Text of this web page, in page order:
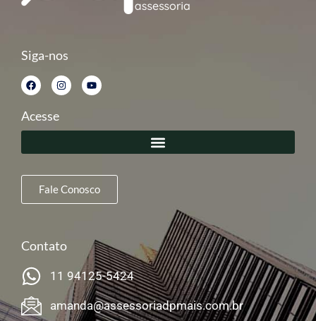
Siga-nos
Acesse
Fale Conosco
Contato
11 94125-5424
amanda@assessoriadpmais.com.br